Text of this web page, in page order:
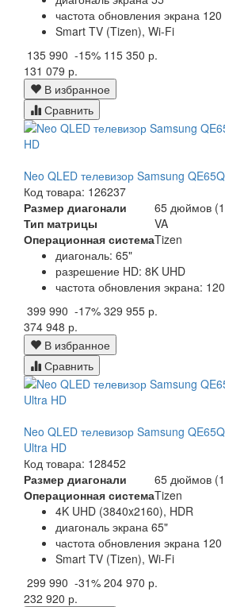
частота обновления экрана 120
Smart TV (Tizen), Wi-Fi
135 990 -15% 115 350 р.
131 079 р.
В избранное
Сравнить
Neo QLED телевизор Samsung
Код товара: 126237
Размер диагонали
65 дюймов
Тип матрицы
VA
Операционная системаTizen
диагональ: 65"
разрешение HD: 8K UHD
частота обновления экрана:
399 990 -17% 329 955 р.
374 948 р.
В избранное
Сравнить
Neo QLED телевизор Samsung
Ultra HD
Код товара: 128452
Размер диагонали
65 дюймов
Операционная системаTizen
4K UHD (3840x2160), HDR
диагональ экрана 65"
частота обновления экрана 120
Smart TV (Tizen), Wi-Fi
299 990 -31% 204 970 р.
232 920 р.